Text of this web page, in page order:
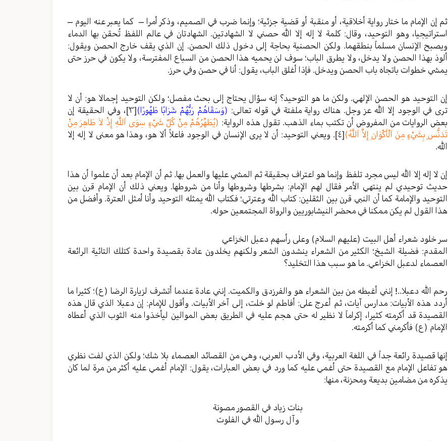
ثم إن الإمام ما ختار رواية أخلاقية، أو منقبة أو قضية جزئية؛ وإنما ضرب في الصميم، وذكر أمرا – كما يعبر عنه اليوم –
استراتيجيا، وهو التوحيد، وقال: كلمة لا إله إلا الله حصني لا الشهادتين. الشهادتان في عالم اللفظ تُحقن بها الدماء
ويصبح الإنسان مسلماً بنطقهما. ولكن الحصنية بحاجة إلى دخول ذلك الحصن. إن الذي يقف خارج الحصن ويقول:
ألوذ بهذا الحصن ولا يدخل، ولا يطرق الباب؛ سوف لن يحميه هذا الحصن من السباع المفترسة، ولا يكون في حرز حتى
يمشي خطوات باتجاه باب الحصن ويدخل. فإذا أغلق الباب، يقول: أنا في حصن وفي حرز.
إن التوحيد هو الحصن الإلهي. ولكن ما هو التوحيد؟ إنه سؤال يحتاج إلى بحث مفصل؛ ولكن التوحيد إجمالا هو: أن لا
ترى في الوجود إلا الله عز وجل. هناك رواية ملفتة في قوله تعالى: (وَسَقَاهُمْ رَبُّهُمْ شَرَابًا طَهُورًا)[٣]
، وفي الحقيقة إن
بعض الروايات من المفروض أن تكتب بماء الذهب. تقول هذه الرواية: (يُطَهِّرُهُمْ مِنْ كُلِّ شَيْءٍ سِوَى اَللَّهِ إِذْ لاَ طَاهِرَ مِنْ
تَدَنُّسٍ بِشَيْءٍ مِنَ اَلْأَكْوَانِ إِلاَّ اَللَّهُ)[٤]
. ويعني التوحيد: أن لا يرى الإنسان في الوجود فاعلاً ألا هو، وهذا هو معنى لا إله إلا
الله.
إن لا إله إلا الله ليس مجرد تلفظ وإنما هو اعتراف بحقيقة ثم المشي عليها والعمل بها. ثم أن الإمام بعد أن علموا أن هذا
حديث توحيدي لم ينتهي الأمر فقال لهم الإمام: بشرطها وشروطها وأنا من شروطها. ويعني ذلك أن الإمام قرن بين
التوحيد والإمامة كما أن النبي قرن بين الثقلين: كتاب الله وعترتي؛ فكتاب الله يمثله التوحيد وأنا أمثل العترة. وأفضل من
هذا القول لم يكن ممكنا في محضر النيشابوريين والرواة المجتمعين حوله.
سر خلود شعراء أهل البيت (عليهم السلام) وعلى رأسهم دعبل الخزاعي
المقدم: فضيلة الشيخ؛ الكثير من الشعراء ينشدون الشعر ولكنهم يخلدون عادة بقصيدة واحدة كتلك التائية الرائعة
العصماء لدعبل الخزاعي. ما هو سبب هذا التخليد؟
رحم الله دعبلا..! إنني أغبطه من بين الشعراء هو والفرزدق والكميت. إنني عادة عندما أتشرف لزيارة الرضا (ع)؛ كثيرا ما
أردد هذه الأبيات: مدارس آيات، ثم أعرج على: أفاطم لو خلت، إلى آخر الأبيات. وأقول للإمام: إن دعبلا الذي قال هذه
القصيدة قد أكرمته كثيرا، إكراماً لا نظير له حتى هجم عليه في الطريق بعض الموالين ليأخذوا منه الثوب الذي أعطاه
الإمام (ع) فأكرمني كما أكرمته.
إنها قصيدة رائعة جداً في اللغة العربية، وفي الأدب العربي، وهي من القصائد العصماء بلا شك؛ ولكن الذي لفت نظري
هو تفاعل الإمام مع القصيدة حتى أغمي عليه كما ورد في بعض العبارات، يقول: الإمام أغمي عليه أكثر من مرة لما كان
يذكره من مضامين بديعة ومحزنة، منها:
بنات زياد في القصور مصونة
وآل رسول الله في الفلوت